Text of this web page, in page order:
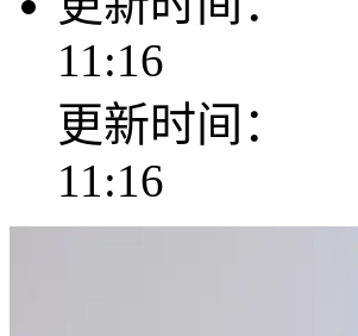
11:16
更新时间：
11:16